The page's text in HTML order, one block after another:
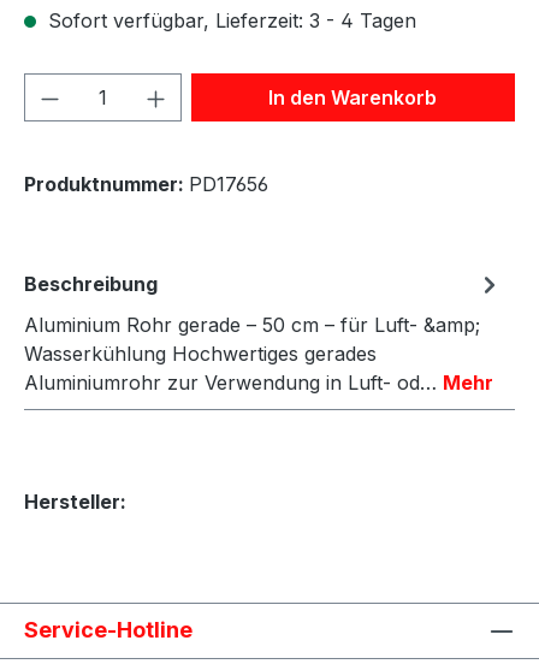
Sofort verfügbar, Lieferzeit: 3 - 4 Tagen
Produkt Anzahl: Gib denIn den Warenkorb
Produktnummer: PD17656
Beschreibung
Aluminium Rohr gerade – 50 cm – für Luft- &amp;
Wasserkühlung Hochwertiges gerades
Aluminiumrohr zur Verwendung in Luft- od… Mehr
Hersteller:
Service-Hotline